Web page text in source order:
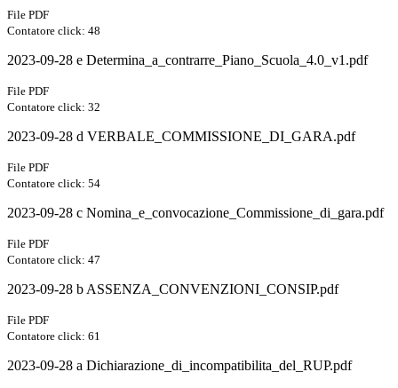
File PDF
Contatore click: 48
2023-09-28 e Determina_a_contrarre_Piano_Scuola_4.0_v1.pdf
File PDF
Contatore click: 32
2023-09-28 d VERBALE_COMMISSIONE_DI_GARA.pdf
File PDF
Contatore click: 54
2023-09-28 c Nomina_e_convocazione_Commissione_di_gara.pdf
File PDF
Contatore click: 47
2023-09-28 b ASSENZA_CONVENZIONI_CONSIP.pdf
File PDF
Contatore click: 61
2023-09-28 a Dichiarazione_di_incompatibilita_del_RUP.pdf